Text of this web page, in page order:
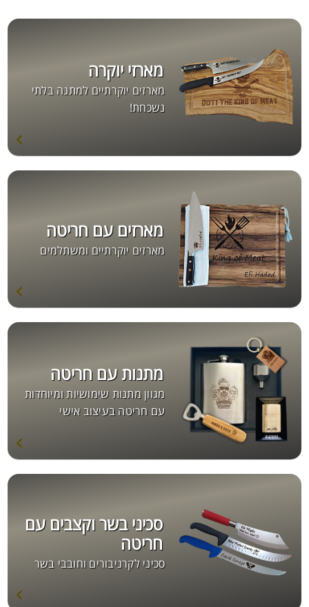
מארזי יוקרה
מארזים יוקרתיים למתנה בלתי
נשכחת!
מארזים עם חריטה
מארזים יוקרתיים ומשתלמים
מתנות עם חריטה
מגוון מתנות שימושיות ומיוחדות
עם חריטה בעיצוב אישי
סכיני בשר וקצבים עם
חריטה
סכיני לקרניבורים וחובבי בשר